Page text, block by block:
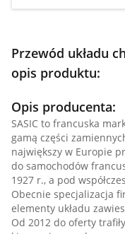
Przewód układu
opis produktu:
Opis producenta:
SASIC to francuska
gamą części
największy w Europie
do samochodów
1927 r., a pod
Obecnie specjalizacja
elementy układu
Od 2012 do oferty